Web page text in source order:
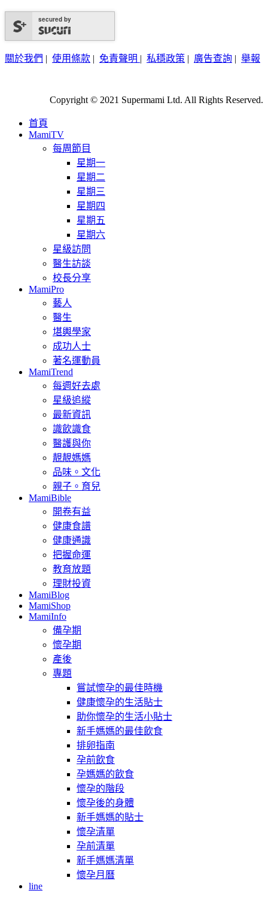
secured by
關於我們 | 使用條款 | 免責聲明 | 私穩政策 | 廣告查詢 | 舉報
Copyright © 2021 Supermami Ltd. All Rights Reserved.
首頁
MamiTV
每周節目
星期一
星期二
星期三
星期四
星期五
星期六
星級訪問
醫生訪談
校長分享
MamiPro
藝人
醫生
堪輿學家
成功人士
著名運動員
MamiTrend
每週好去處
星級追縱
最新資訊
識飲識食
醫護與你
靚靚媽媽
品味。文化
親子。育兒
MamiBible
開卷有益
健康食譜
健康通識
把握命運
教育放題
理財投資
MamiBlog
MamiShop
MamiInfo
備孕期
懷孕期
產後
專題
嘗試懷孕的最佳時機
健康懷孕的生活貼士
助你懷孕的生活小貼士
新手媽媽的最佳飲食
排卵指南
孕前飲食
孕媽媽的飲食
懷孕的階段
懷孕後的身體
新手媽媽的貼士
懷孕清單
孕前清單
新手媽媽清單
懷孕月曆
line